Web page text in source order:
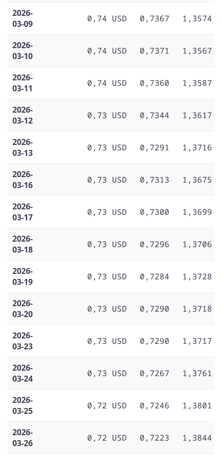
2026-
03-09
0,74 USD 0,7367 1,3574
2026-
03-10
0,74 USD 0,7371 1,3567
2026-
03-11
0,74 USD 0,7360 1,3587
2026-
03-12
0,73 USD 0,7344 1,3617
2026-
03-13
0,73 USD 0,7291 1,3716
2026-
03-16
0,73 USD 0,7313 1,3675
2026-
03-17
0,73 USD 0,7300 1,3699
2026-
03-18
0,73 USD 0,7296 1,3706
2026-
03-19
0,73 USD 0,7284 1,3728
2026-
03-20
0,73 USD 0,7290 1,3718
2026-
03-23
0,73 USD 0,7290 1,3717
2026-
03-24
0,73 USD 0,7267 1,3761
2026-
03-25
0,72 USD 0,7246 1,3801
2026-
03-26
0,72 USD 0,7223 1,3844